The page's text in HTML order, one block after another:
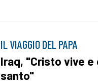
IL VIAGGIO DEL PAPA
Iraq, "Cristo vive
santo"